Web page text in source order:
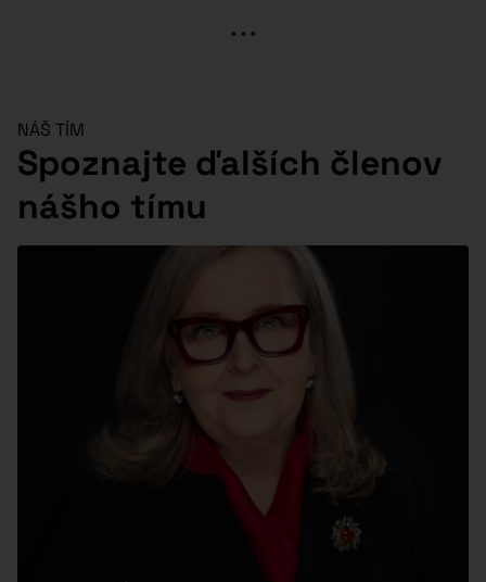
...
NÁŠ TÍM
Spoznajte ďalších členov
nášho tímu